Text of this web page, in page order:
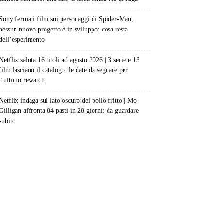
Sony ferma i film sui personaggi di Spider-Man,
nuovo progetto è in sviluppo: cosa resta
saluta 16 titoli ad agosto 2026 | 3 serie e 13
lasciano il catalogo: le date da segnare per
rewatch
indaga sul lato oscuro del pollo fritto | Mo
affronta 84 pasti in 28 giorni: da guardare